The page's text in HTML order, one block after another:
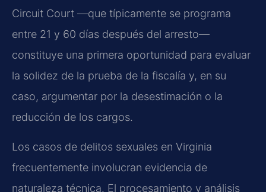
Circuit Court —que típicamente se programa
entre 21 y 60 días después del arresto—
constituye una primera oportunidad para evaluar
la solidez de la prueba de la fiscalía y, en su
caso, argumentar por la desestimación o la
reducción de los cargos.
Los casos de delitos sexuales en Virginia
frecuentemente involucran evidencia de
naturaleza técnica. El procesamiento y análisis